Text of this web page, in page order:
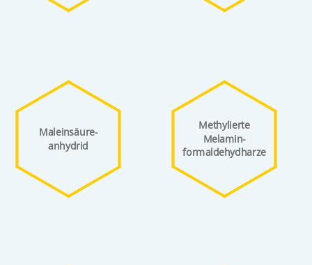
Maleinsäure­
anhydrid
Methylierte
Melamin­
formaldehyd­harze